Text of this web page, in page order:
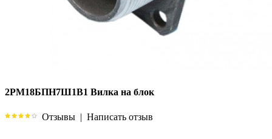
2РМ18БПН7Ш1В1 Вилка на блок
Отзывы | Написать отзыв